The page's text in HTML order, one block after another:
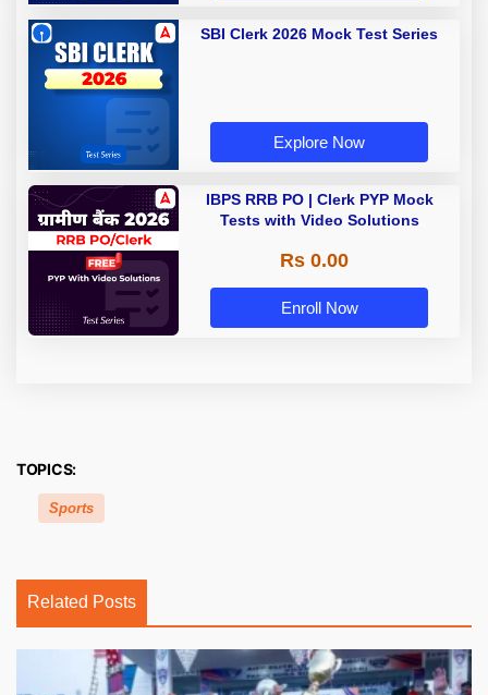
SBI Clerk 2026 Mock Test Series
Explore Now
IBPS RRB PO | Clerk PYP Mock
Tests with Video Solutions
Rs 0.00
Enroll Now
TOPICS:
Sports
Related Posts